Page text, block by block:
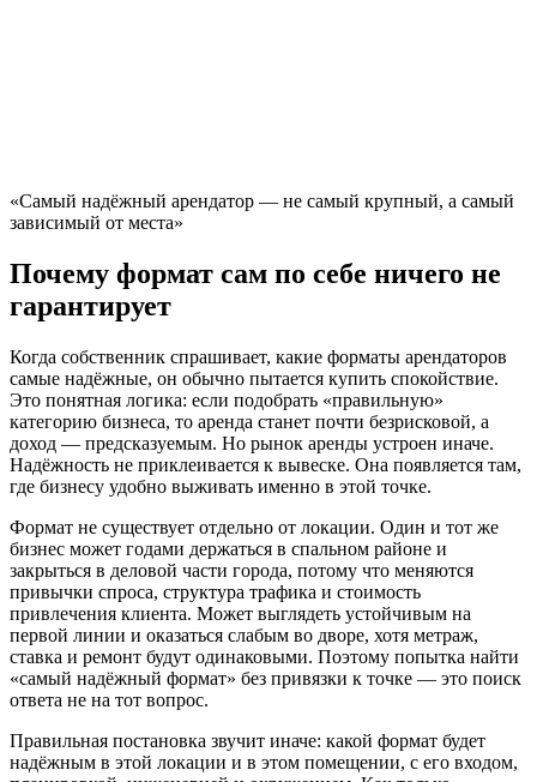
«Самый надёжный арендатор — не самый крупный, а самый
зависимый от места»
Почему формат сам по себе ничего не
гарантирует
Когда собственник спрашивает, какие форматы арендаторов
самые надёжные, он обычно пытается купить спокойствие.
Это понятная логика: если подобрать «правильную»
категорию бизнеса, то аренда станет почти безрисковой, а
доход — предсказуемым. Но рынок аренды устроен иначе.
Надёжность не приклеивается к вывеске. Она появляется там,
где бизнесу удобно выживать именно в этой точке.
Формат не существует отдельно от локации. Один и тот же
бизнес может годами держаться в спальном районе и
закрыться в деловой части города, потому что меняются
привычки спроса, структура трафика и стоимость
привлечения клиента. Может выглядеть устойчивым на
первой линии и оказаться слабым во дворе, хотя метраж,
ставка и ремонт будут одинаковыми. Поэтому попытка найти
«самый надёжный формат» без привязки к точке — это поиск
ответа не на тот вопрос.
Правильная постановка звучит иначе: какой формат будет
надёжным в этой локации и в этом помещении, с его входом,